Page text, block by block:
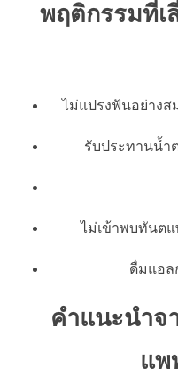
พฤติกรรมที่เ
ไม่แปรงฟันอย่าง
รับประทานน้ำ
ไม่เข้าพบทันตแ
ดื่มแอล
คำแนะนำจ
แพ